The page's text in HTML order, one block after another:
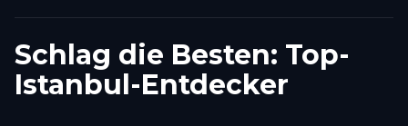
Schlag die Besten: Top-
Istanbul-Entdecker